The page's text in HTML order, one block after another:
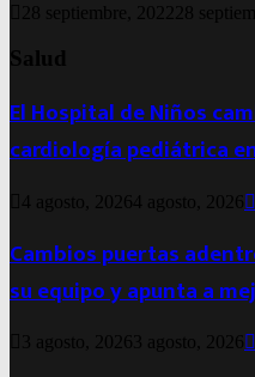
28 septiembre, 2022 28
Salud
El Hospital de Niños
cardiología pediátrica
4 agosto, 20264 agosto, 2026
Cambios puertas
su equipo y apunta a
3 agosto, 2026 3 agosto, 2026